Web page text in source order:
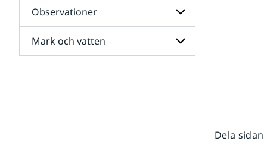
Radar
och
satellit
Undersidor
för
Väder
till
havs
Observationer
Undersidor
för
Mark och vatten
Dela sidan